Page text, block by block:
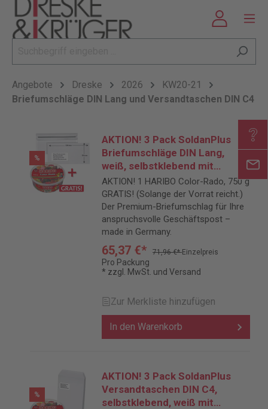
Angebote Dreske 2026
KW20-21
Briefumschläge DIN Lang und Versandtaschen DIN C4
%
AKTION! 3 Pack SoldanPlus
Briefumschläge DIN Lang,
weiß, selbstklebend mit
Fenster, Pack: 1.000 Stück +
HARIBO Color-Rado GRATIS
AKTION! 1 HARIBO Color-Rado, 750 g
GRATIS! (Solange der Vorrat reicht.)
Der Premium-Briefumschlag für Ihre
anspruchsvolle Geschäftspost –
made in Germany.
65,37 €* 71,96 €*Einzelpreis
Pro Packung
* zzgl. MwSt. und Versand
Zur Merkliste hinzufügen
In den Warenkorb
%
AKTION! 3 Pack SoldanPlus
Versandtaschen DIN C4,
selbstklebend, weiß mit